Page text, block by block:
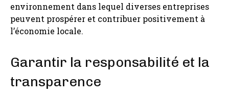
environnement dans lequel diverses entreprises
peuvent prospérer et contribuer positivement à
l’économie locale.
Garantir la responsabilité et la
transparence